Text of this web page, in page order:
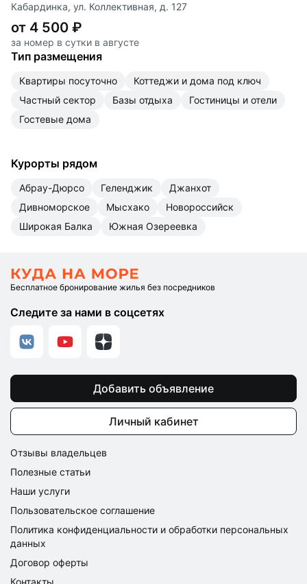
Кабардинка, ул. Коллективная, д. 127
от 4 500 ₽
за номер в сутки в августе
Тип размещения
квартиры посуточно
коттеджи и дома под ключ
частный сектор
базы отдыха
гостиницы и отели
гостевые дома
Курорты рядом
Абрау-Дюрсо Геленджик
Джанхот
Дивноморское
Мысхако
Новороссийск
Широкая Балка
Южная Озереевка
Бесплатное бронирование жилья без посредников
Следите за нами в соцсетях
Добавить объявление
Личный кабинет
Отзывы владельцев
Полезные статьи
Наши услуги
Пользовательское соглашение
Политика конфиденциальности и обработки персональных
данных
Договор оферты
Контакты